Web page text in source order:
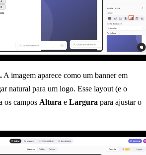
A imagem aparece como um banner em
natural para um logo. Esse layout (e o
os campos Altura e Largura para ajustar o